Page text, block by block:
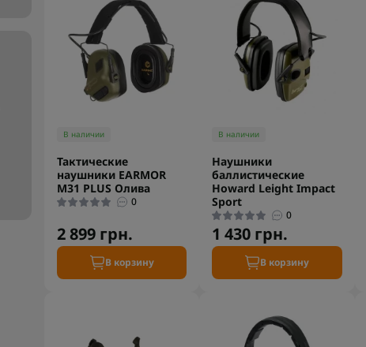
В наличии
Тактические
наушники EARMOR
M31 PLUS Олива
0
2 899 грн.
В корзину
В наличии
Наушники
баллистические
Howard Leight Impact
Sport
0
1 430 грн.
В корзину